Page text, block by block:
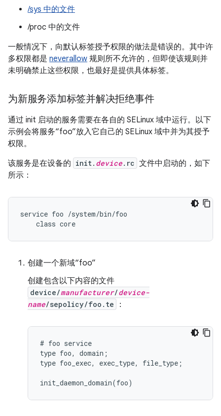
/sys 中的文件
/proc 中的文件
一般情况下，向默认标签授予权限的做法是错误的。其中许
多权限都是 neverallow 规则所不允许的，但即使该规则并
未明确禁止这些权限，也最好是提供具体标签。
为新服务添加标签并解决拒绝事件
通过 init 启动的服务需要在各自的 SELinux 域中运行。以下
示例会将服务“foo”放入它自己的 SELinux 域中并为其授予
权限。
该服务是在设备的 init. device.rc 文件中启动的，如下
所示：
service foo /system/bin/foo
创建一个新域“foo”
创建包含以下内容的文件
device/manufacturer/device-
name/sepolicy/foo.te ：
# foo service
type foo, domain;
type foo_exec, exec_type, file_type;